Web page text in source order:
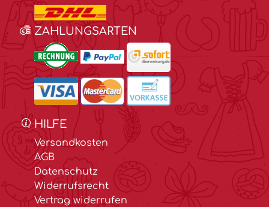
ZAHLUNGSARTEN
HILFE
Versandkosten
AGB
Datenschutz
Widerrufsrecht
Vertrag widerrufen